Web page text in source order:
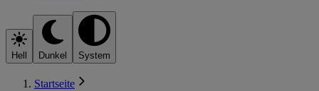
Hell Dunkel System
Startseite